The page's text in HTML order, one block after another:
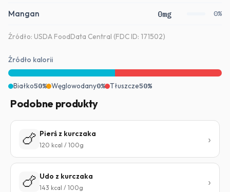
Mangan 0mg 0%
Źródło: USDA FoodData Central (FDC ID: 171502)
Źródło kalorii
Białko50% Węglowodany0% Tłuszcze50%
Podobne produkty
🍗 Pierś z kurczaka
120 kcal / 100g
🍗 Udo z kurczaka
143 kcal / 100g